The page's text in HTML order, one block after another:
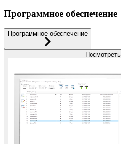
Программное обеспечение
Программное обеспечение
Посмотреть